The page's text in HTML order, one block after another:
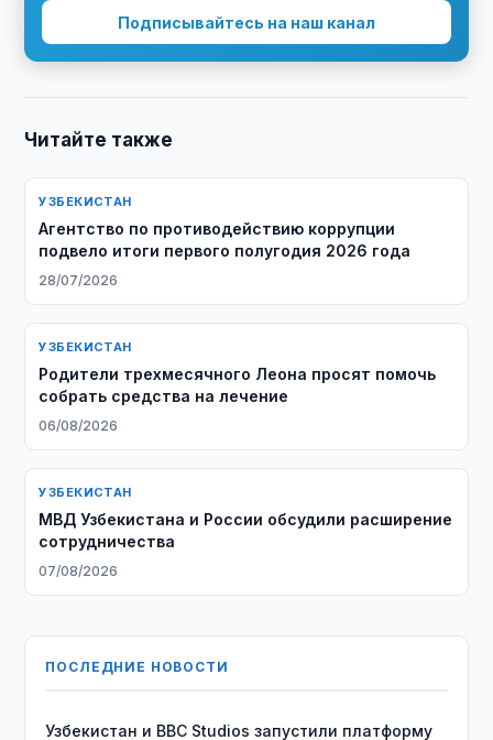
Подписывайтесь на наш канал
Читайте также
УЗБЕКИСТАН
Агентство по противодействию коррупции
подвело итоги первого полугодия 2026 года
28/07/2026
УЗБЕКИСТАН
Родители трехмесячного Леона просят помочь
собрать средства на лечение
06/08/2026
УЗБЕКИСТАН
МВД Узбекистана и России обсудили расширение
сотрудничества
07/08/2026
ПОСЛЕДНИЕ НОВОСТИ
Узбекистан и BBC Studios запустили платформу